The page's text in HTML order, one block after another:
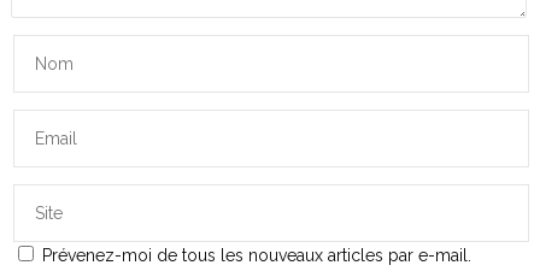
Prévenez-moi de tous les nouveaux articles par e-mail.